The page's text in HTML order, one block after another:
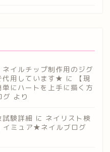
ネイルチップ制作用のジグ
代用しています★ に
【現
にハートを上手に描く方
グ より
験詳細 に ネイリスト検
イミュア★ネイルブログ